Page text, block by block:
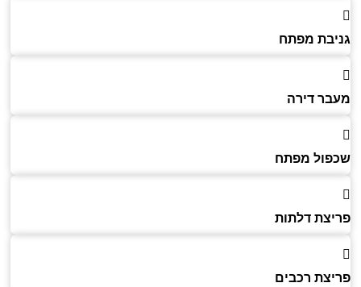
מפתח
דירה
מפתח
דלתות
רכבים